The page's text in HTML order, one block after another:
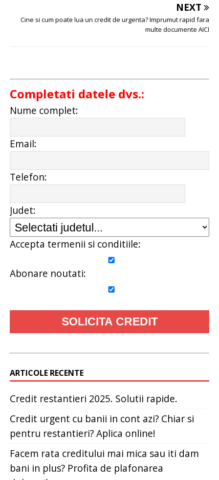
NEXT
Cine si cum poate lua un credit de urgenta? Imprumut rapid fara
multe documente AICI
Completati datele dvs.:
Nume complet:
Email:
Telefon:
Judet:
Accepta termenii si conditiile:
Abonare noutati:
ARTICOLE RECENTE
Credit restantieri 2025. Solutii rapide.
Credit urgent cu banii in cont azi? Chiar si
pentru restantieri? Aplica online!
Facem rata creditului mai mica sau iti dam
bani in plus? Profita de plafonarea